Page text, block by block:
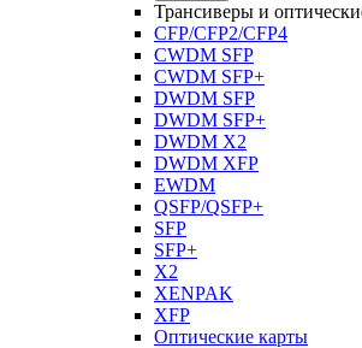
Трансиверы и
CFP/CFP2/CFP4
CWDM SFP
CWDM SFP+
DWDM SFP
DWDM SFP+
DWDM X2
DWDM XFP
EWDM
QSFP/QSFP+
SFP
SFP+
X2
XENPAK
XFP
Оптические карты